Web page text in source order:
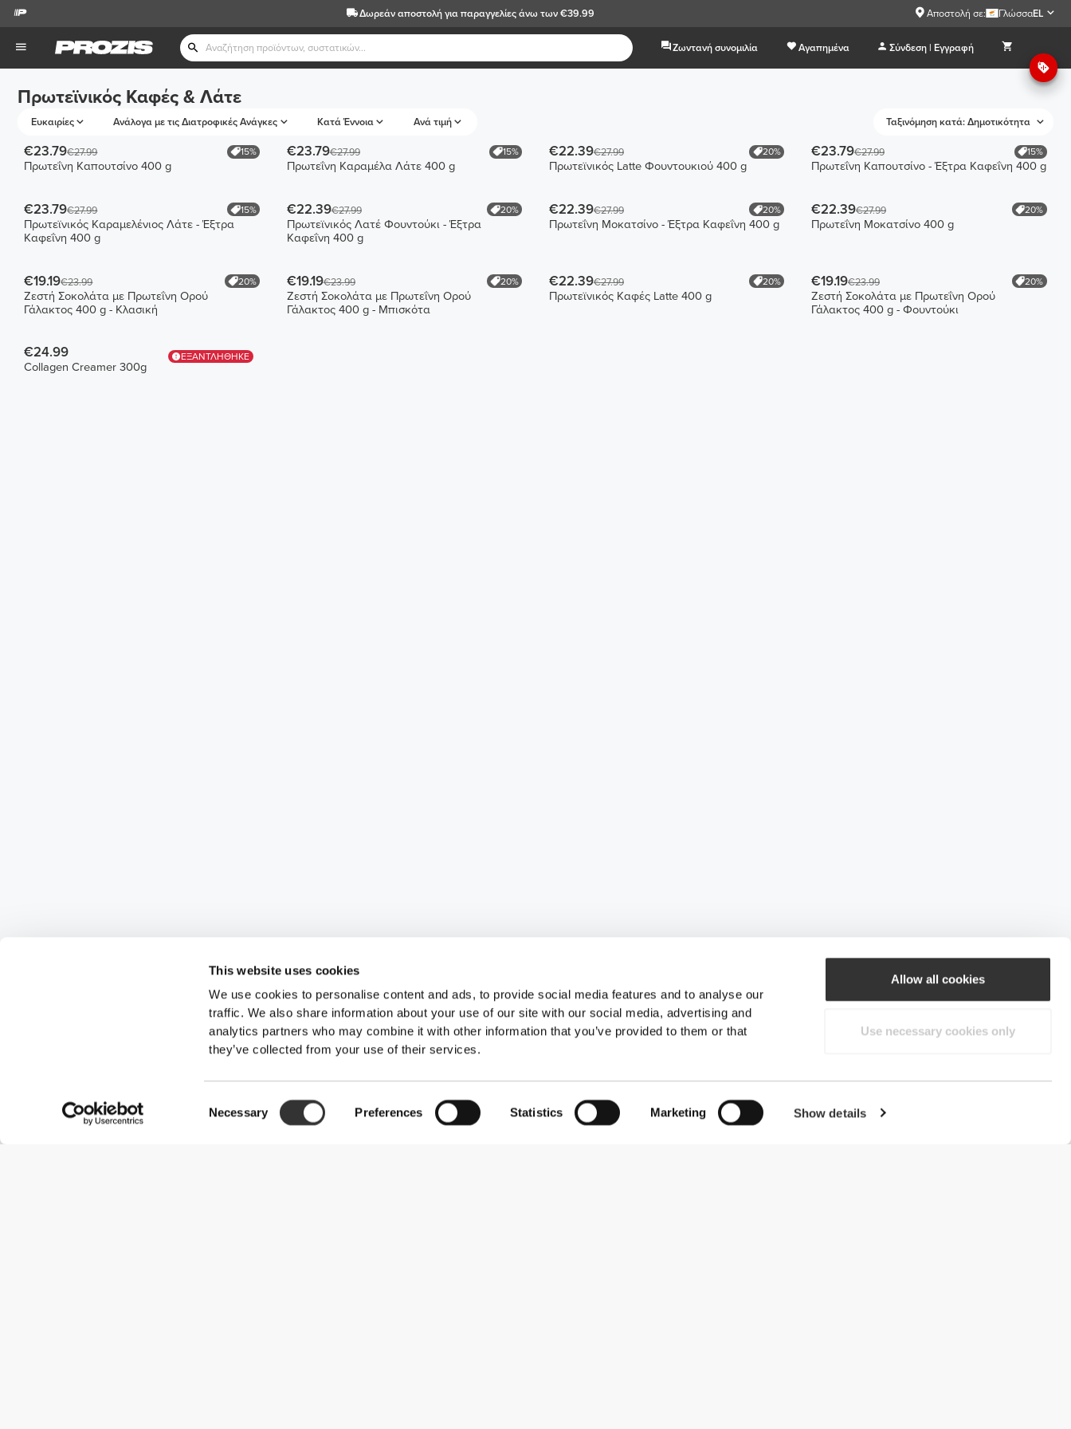
This website uses cookies
We use cookies to personalise content and ads, to provide social media features and to analyse our
traffic. We also share information about your use of our site with our social media, advertising and
analytics partners who may combine it with other information that you’ve provided to them or that
they’ve collected from your use of their services.
Selection
Necessary Preferences Statistics Marketing Show details
Allow all cookies
Use necessary cookies only
Δωρεάν αποστολήγια παραγγελίες άνω των €39.99 Αποστολή σε: ΓλώσσαEL
Ζωντανή συνομιλία Αγαπημένα Σύνδεση | Εγγραφή
Πρωτεϊνικός Καφές & Λάτε
Ευκαιρίες Ανάλογα με τις Διατροφικές Ανάγκες Κατά Έννοια Ανά τιμή Ταξινόμηση κατά: Δημοτικότητα
€23.79€27.99 15%
Πρωτεΐνη Καπουτσίνο 400 g
€23.79€27.99 15%
Πρωτεΐνη Καραμέλα Λάτε 400 g
€22.39€27.99 20%
Πρωτεϊνικός Latte Φουντουκιού 400 g
€23.79€27.99 15%
Πρωτεΐνη Καπουτσίνο - Έξτρα Καφεΐνη 400 g
€23.79€27.99 15%
Πρωτεϊνικός Καραμελένιος Λάτε - Έξτρα
Καφεΐνη 400 g
€22.39€27.99 20%
Πρωτεϊνικός Λατέ Φουντούκι - Έξτρα
Καφεΐνη 400 g
€22.39€27.99 20%
Πρωτεΐνη Μοκατσίνο - Έξτρα Καφεΐνη 400 g
€22.39€27.99 20%
Πρωτεΐνη Μοκατσίνο 400 g
€19.19€23.99 20%
Ζεστή Σοκολάτα με Πρωτεΐνη Ορού
Γάλακτος 400 g - Κλασική
€19.19€23.99 20%
Ζεστή Σοκολάτα με Πρωτεΐνη Ορού
Γάλακτος 400 g - Μπισκότα
€22.39€27.99 20%
Πρωτεϊνικός Καφές Latte 400 g
€19.19€23.99 20%
Ζεστή Σοκολάτα με Πρωτεΐνη Ορού
Γάλακτος 400 g - Φουντούκι
ΕΞΑΝΤΛΗΘΗΚΕ
€24.99
Collagen Creamer 300g